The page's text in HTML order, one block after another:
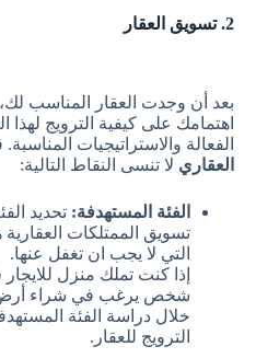
2. تسويق العقار
بعد أن وجدت العقار المناسب
اهتمامك على كيفية الترويج
الفعالة والاستراتيجيات المناسبة.
العقاري لا تنسى النقاط التالية:
الفئة المستهدفة: تحديد
تسويق الممتلكات
التي لا يجب ان تغفل عنها.
إذا كنت تملك منزل
شخص يرغب في شراء أرض
خلال دراسة الفئة
الترويج للعقار.